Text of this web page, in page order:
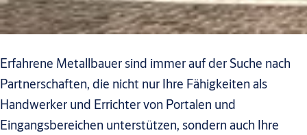
Erfahrene Metallbauer sind immer auf der Suche nach
Partnerschaften, die nicht nur Ihre Fähigkeiten als
Handwerker und Errichter von Portalen und
Eingangsbereichen unterstützen, sondern auch Ihre